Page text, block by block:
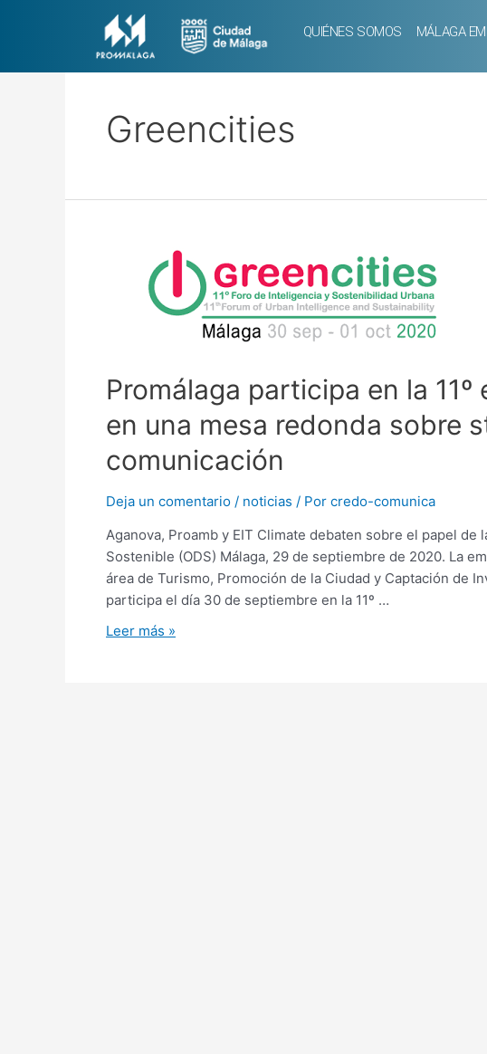
QUIÉNES SOMOS MÁLAGA
Greencities
Promálaga participa en la
en una mesa redonda sobre
comunicación
Deja un comentario / noticias / Por credo-comunica
Aganova, Proamb y EIT Climate debaten sobre el papel
Sostenible (ODS) Málaga, 29 de septiembre de 2020. La
área de Turismo, Promoción de la Ciudad y Captación de
participa el día 30 de septiembre en la 11º …
Leer más »